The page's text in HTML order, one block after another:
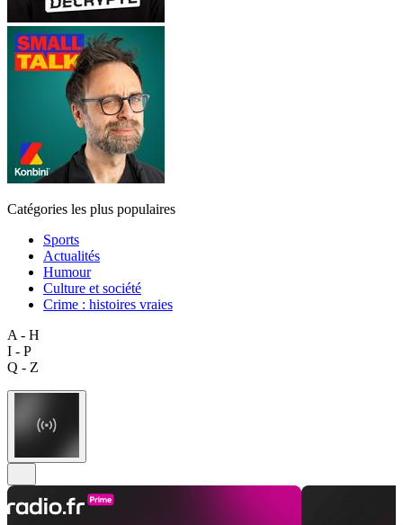
Catégories les plus populaires
Sports
Actualités
Humour
Culture et société
Crime : histoires vraies
A - H
I - P
Q - Z